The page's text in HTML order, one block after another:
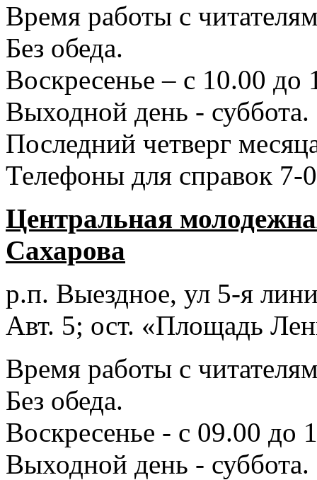
Время работы с
Без обеда.
Воскресенье – с 10.00 до
Выходной день - суббота.
Последний четверг
Телефоны для справок 7-
Центральная
Сахарова
р.п. Выездное, ул 5-я
Авт. 5; ост. «Площадь
Время работы с
Без обеда.
Воскресенье - с 09.00 до
Выходной день - суббота.